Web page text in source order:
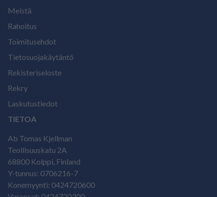
Meistä
Rahoitus
Toimitusehdot
Tietosuojakäytäntö
Rekisteriseloste
Rekry
Laskutustiedot
TIETOA
Ab Tomas Kjellman
Teollisuuskatu 2A
68800 Kolppi, Finland
Y-tunnus: 0706216-7
Konemyynti: 0424720600